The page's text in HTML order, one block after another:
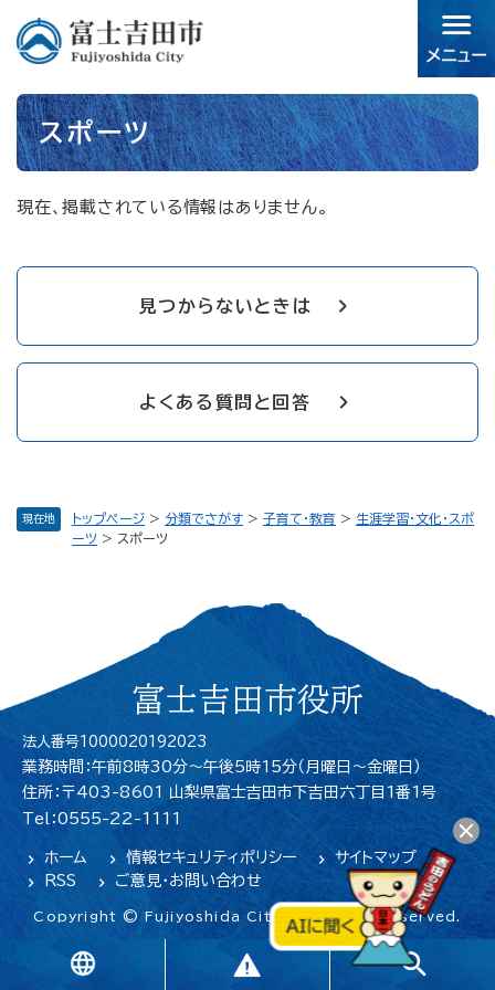
す。
現在地 トップページ > 分類でさがす > 子育て・教育 > 生涯学習・文化・スポ
ーツ > スポーツ
本
文 スポーツ
現在、掲載されている情報はありません。
見つからないときは
よくある質問と回答
富士吉田市役所
法人番号1000020192023
業務時間：午前8時30分～午後5時15分（月曜日〜金曜日）
住所：〒403-8601 山梨県富士吉田市下吉田六丁目1番1号
Tel：0555-22-1111
ホーム 情報セキュリティポリシー
サイトマップ
RSS
ご意見・お問い合わせ
Copyright © Fujiyoshida City. All Rights Reserved.